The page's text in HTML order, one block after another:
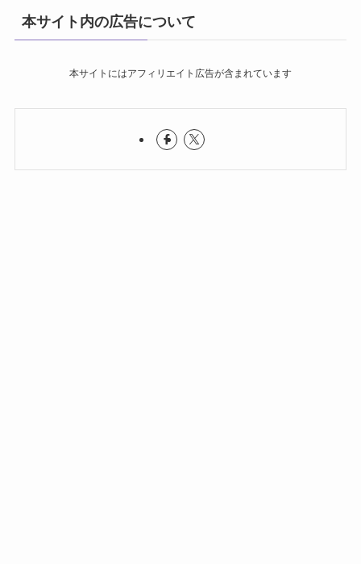
本サイト内の広告について
本サイトにはアフィリエイト広告が含まれています